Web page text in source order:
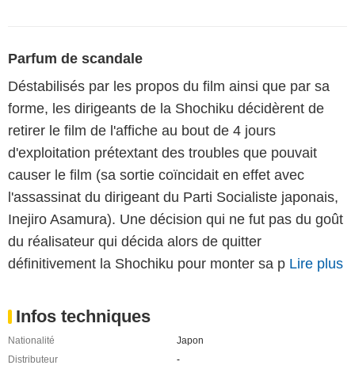
Parfum de scandale
Déstabilisés par les propos du film ainsi que par sa
forme, les dirigeants de la Shochiku décidèrent de
retirer le film de l'affiche au bout de 4 jours
d'exploitation prétextant des troubles que pouvait
causer le film (sa sortie coïncidait en effet avec
l'assassinat du dirigeant du Parti Socialiste japonais,
Inejiro Asamura). Une décision qui ne fut pas du goût
du réalisateur qui décida alors de quitter
définitivement la Shochiku pour monter sa p Lire plus
Infos techniques
Nationalité
Japon
Distributeur
-